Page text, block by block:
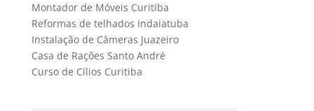
Montador de Móveis Curitiba
Reformas de telhados Indaiatuba
Instalação de Câmeras Juazeiro
Casa de Rações Santo André
Curso de Cílios Curitiba